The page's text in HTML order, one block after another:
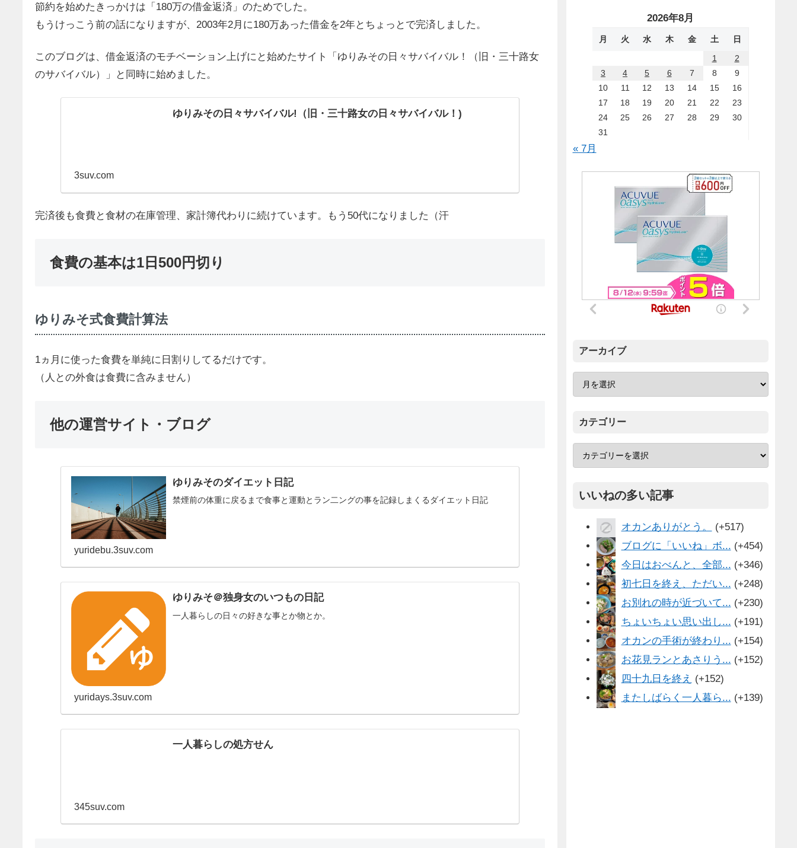
節約を始めたきっかけは「180万の借金返済」のためでした。
もうけっこう前の話になりますが、2003年2月に180万あった借金を2年とちょっとで完済しました。
このブログは、借金返済のモチベーション上げにと始めたサイト「ゆりみその日々サバイバル！（旧・三十路女
のサバイバル）」と同時に始めました。
ゆりみその日々サバイバル!（旧・三十路女の日々サバイバル！)
3suv.com
完済後も食費と食材の在庫管理、家計簿代わりに続けています。もう50代になりました（汗
食費の基本は1日500円切り
ゆりみそ式食費計算法
1ヵ月に使った食費を単純に日割りしてるだけです。
（人との外食は食費に含みません）
他の運営サイト・ブログ
ゆりみそのダイエット日記
禁煙前の体重に戻るまで食事と運動とラン二ングの事を記録しまくるダイエット日記
yuridebu.3suv.com
ゆりみそ＠独身女のいつもの日記
一人暮らしの日々の好きな事とか物とか。
yuridays.3suv.com
一人暮らしの処方せん
345suv.com
2026年8月
月 火 水 木 金 土
日
1
2
3
4 5 6 7 8
9
10
11 12 13 14 15
16
17
18 19 20 21 22
23
24
25 26 27 28 29
30
31
« 7月
アーカイブ
カテゴリー
いいねの多い記事
オカンありがとう。
+517
ブログに「いいね」ボ...
+454
今日はおべんと、全部...
+346
初七日を終え、ただい...
+248
お別れの時が近づいて...
+230
ちょいちょい思い出し...
+191
オカンの手術が終わり...
+154
お花見ランとあさりう...
+152
四十九日を終え
+152
またしばらく一人暮ら...
+139